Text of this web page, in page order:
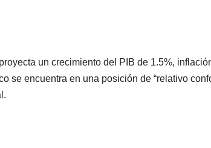
un crecimiento del PIB de 1.5%,
se encuentra en una posición de “relativo